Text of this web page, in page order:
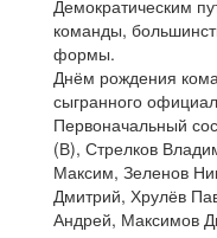
Демократическим
команды,
формы.
Днём рождения
сыгранного
Первоначальный
(В), Стрелков
Максим, Зеленов
Дмитрий, Хрулёв
Андрей, Максимов